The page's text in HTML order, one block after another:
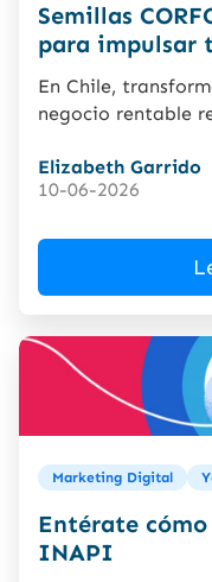
Semillas
para impulsar
En Chile,
negocio rentable
Elizabeth Garrido
10-06-2026
Marketing Digital
Entérate
INAPI